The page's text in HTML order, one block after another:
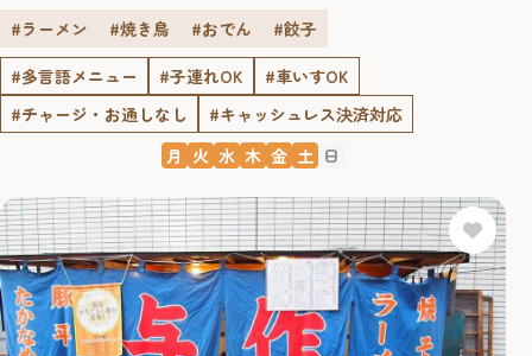
#ラーメン #焼き鳥 #おでん
#餃子
#多言語メニュー
#子連れOK
#車いすOK
#チャージ・お通しなし
#キャッシュレス決済対応
月 火 水 木 金 土 日